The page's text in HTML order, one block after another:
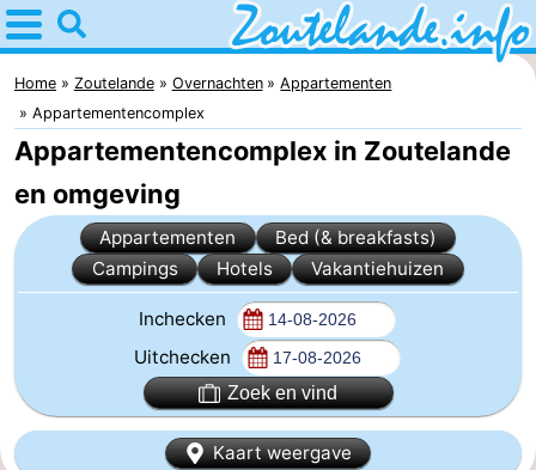
Home
Zoutelande
Tips
Voor
kinderen
Webcam
Webcam
Strand
Overnachten
Appartementen
Home Zoutelande Overnachten
Appartementen
Appartementencomplex
Appartementencomplex in Zoutelande
en omgeving
Appartementen
Bed (& breakfasts)
Campings
Hotels Vakantiehuizen
Inchecken
Uitchecken
Zoek en vind
Kaart weergave